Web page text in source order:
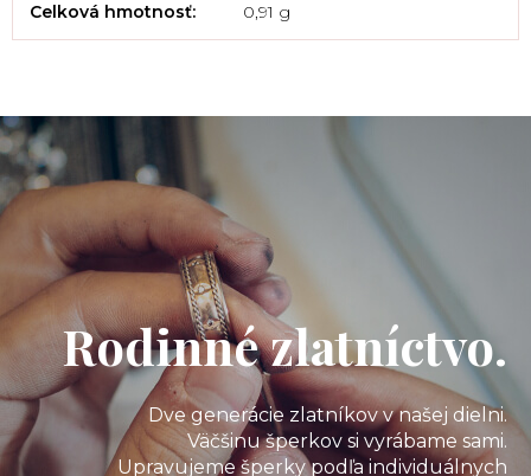
Celková hmotnosť: 0,91 g
Rodinné zlatníctvo.
Dve generácie zlatníkov v našej dielni.
Väčšinu šperkov si vyrábame sami.
Upravujeme šperky podľa individuálnych